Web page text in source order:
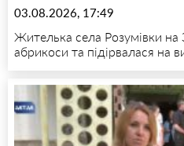
03.08.2026, 17:49
Жителька села Розумівки на
абрикоси та підірвалася на